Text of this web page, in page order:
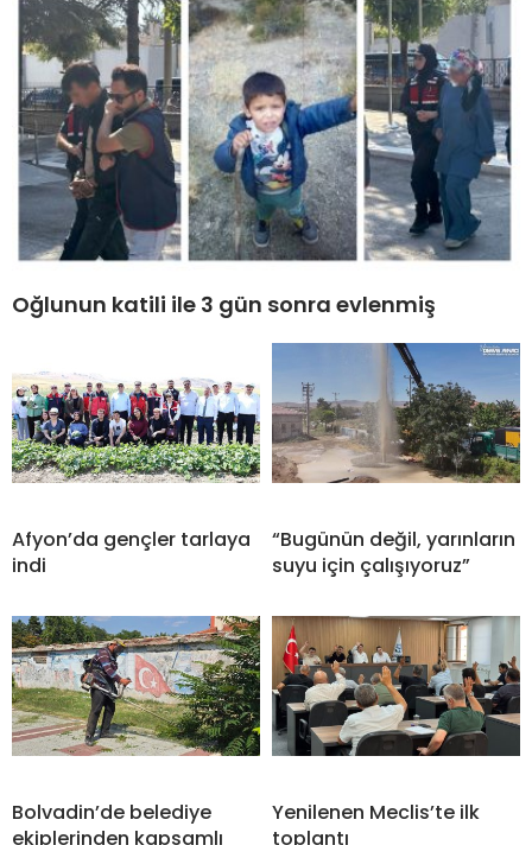
Oğlunun katili ile 3 gün sonra evlenmiş
Afyon’da gençler tarlaya
indi
“Bugünün değil, yarınların
suyu için çalışıyoruz”
Bolvadin’de belediye
ekiplerinden kapsamlı
Yenilenen Meclis’te ilk
toplantı